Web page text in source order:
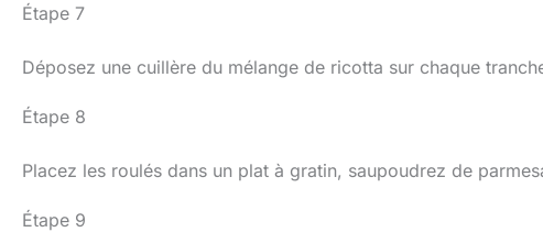
Étape 7
Déposez une cuillère du mélange de ricotta sur chaque
Étape 8
Placez les roulés dans un plat à gratin, saupoudrez de
Étape 9